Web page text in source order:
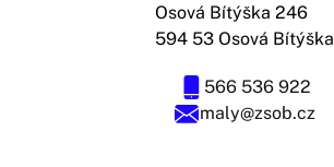
maly@zsob.cz
566 536 922
Osová Bítýška 246
594 53 Osová Bítýška